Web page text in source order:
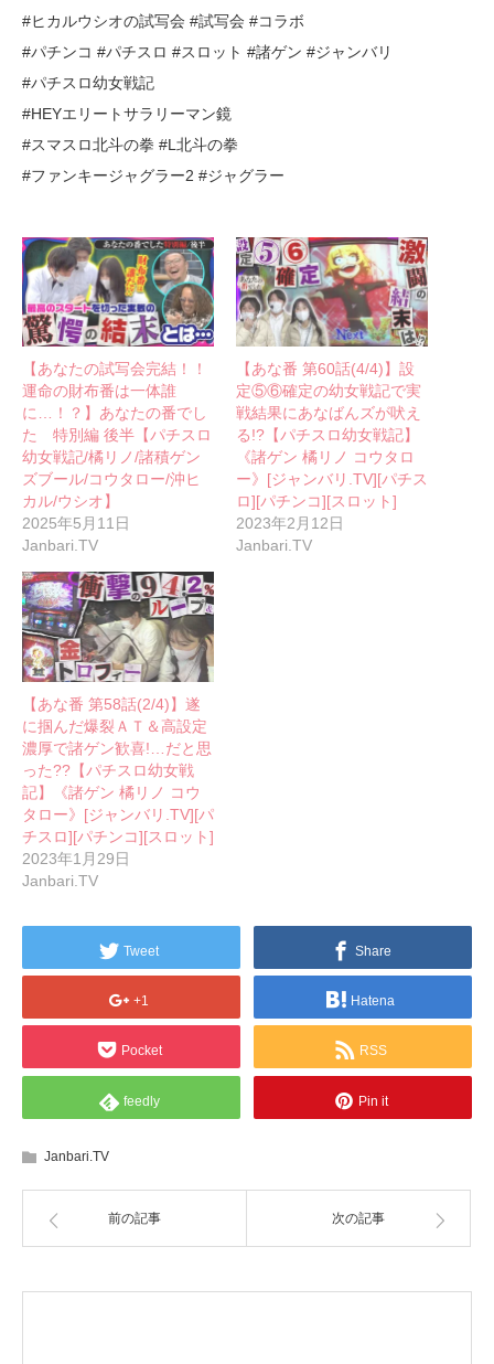
#ヒカルウシオの試写会 #試写会 #コラボ
#パチンコ #パチスロ #スロット #諸ゲン #ジャンバリ
#パチスロ幼女戦記
#HEYエリートサラリーマン鏡
#スマスロ北斗の拳 #L北斗の拳
#ファンキージャグラー2 #ジャグラー
【あなたの試写会完結！！
運命の財布番は一体誰
に…！？】あなたの番でし
た 特別編 後半【パチスロ
幼女戦記/橘リノ/諸積ゲン
ズブール/コウタロー/沖ヒ
カル/ウシオ】
2025年5月11日
Janbari.TV
【あな番 第60話(4/4)】設
定⑤⑥確定の幼女戦記で実
戦結果にあなばんズが吠え
る!?【パチスロ幼女戦記】
《諸ゲン 橘リノ コウタロ
ー》[ジャンバリ.TV][パチス
ロ][パチンコ][スロット]
2023年2月12日
Janbari.TV
【あな番 第58話(2/4)】遂
に掴んだ爆裂ＡＴ＆高設定
濃厚で諸ゲン歓喜!…だと思
った??【パチスロ幼女戦
記】《諸ゲン 橘リノ コウ
タロー》[ジャンバリ.TV][パ
チスロ][パチンコ][スロット]
2023年1月29日
Janbari.TV
Tweet Share
+1 Hatena
Pocket RSS
feedly Pin it
Janbari.TV
前の記事 次の記事